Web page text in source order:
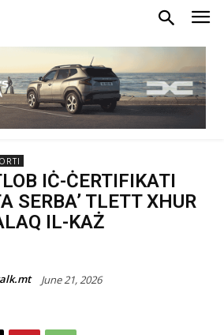
IĊ-ĊERTIFIKATI
SERBA’ TLETT XHUR
IL-KAŻ
June 21, 2026